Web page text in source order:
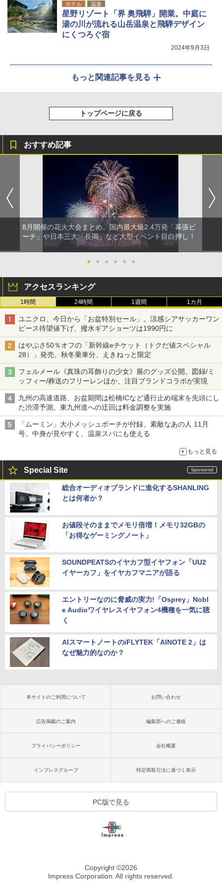
ホテル 温泉
星野リゾート「界 奥飛騨」開業。中庭に
湯の川が流れる山岳温泉と飛騨デザイン
にくつろぐ宿
2024年9月3日
もっと関連記事を見る
トップページに戻る
おすすめ記事
8月開催の花火大会まとめ。国内最大級2.4万発「幕張ビ
ーチ」や日本三大「長岡」など大型イベント目白押し！
● ● ● ● ● ●
アクセスランキング
1時間 24時間 1週間 1カ月
ユニクロ、今日から「お盆特別セール」。涼感シアサッカーワン
ピース待望値下げ、撥水ギアショーツは1990円に
はやぶさ50％オフの「新幹線eチケット（トクだ値スペシャル
28）」発売。秋冬乗車分、えきねっと限定
フェルメール《真珠の耳飾りの少女》展のグッズ公開。図録/ミ
ッフィー/葬送のフリーレンほか、注目ブランドコラボが実現
九州の高速道路、お盆期間は松橋ICなど通行止め端末を先頭にし
た渋滞予測。東九州道への迂回は料金調整を実施
「ムーミン」大小メッシュポーチが付録、素敵なあの人 11月
号。中身が見やすく、温泉スパにも使える
もっと見る
Special Site
総合オーディオブランドに進化するSHANLING
とは何者か？
お値段そのままでメモリ倍増！メモリ32GBの
「お得なゲーミングノート」
SOUNDPEATSのイヤカフ型イヤフォン「UU2
イヤーカフ」をイヤカフマニアが語る
エントリーなのに脅威の実力!「Osprey」Nobl
e Audioワイヤレスイヤフォン4機種を一気に聴
く
AIスマートノートのiFLYTEK「AINOTE 2」は
なぜ魅力的なのか？
本サイトのご利用について お問い合わせ
広告掲載のご案内 編集部へのご連絡
プライバシーポリシー 会社概要
インプレスグループ 特定商取引法に基づく表示
PC版で見る
Copyright ©2026
Impress Corporation. All rights reserved.